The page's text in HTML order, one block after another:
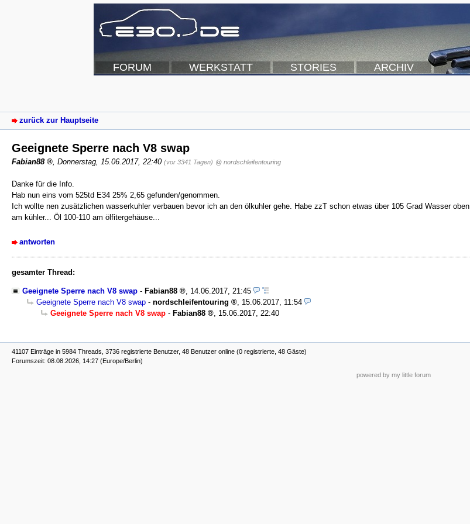
FORUM WERKSTATT STORIES ARCHIV
zurück zur Hauptseite
Geeignete Sperre nach V8 swap
Fabian88 Donnerstag, 15.06.2017, 22:40 (vor 3341 Tagen) @ nordschleifentouring
Danke für die Info.
Hab nun eins vom 525td E34 25% 2,65 gefunden/genommen.
Ich wollte nen zusätzlichen wasserkuhler verbauen bevor ich an den ölkuhler gehe. Habe zzT schon etwas über 105 Grad Wasser oben
am kühler... Öl 100-110 am ölfitergehäuse...
antworten
gesamter Thread:
Geeignete Sperre nach V8 swap - Fabian88
14.06.2017, 21:45
Geeignete Sperre nach V8 swap - nordschleifentouring
15.06.2017, 11:54
Geeignete Sperre nach V8 swap - Fabian88 15.06.2017, 22:40
41107 Einträge in 5984 Threads, 3736 registrierte Benutzer, 48 Benutzer online (0 registrierte, 48 Gäste)
Forumszeit: 08.08.2026, 14:27 (Europe/Berlin)
powered by my little forum